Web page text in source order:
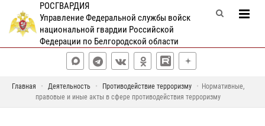
РОСГВАРДИЯ
Управление Федеральной службы войск
национальной гвардии Российской
Федерации по Белгородской области
Главная Деятельность Противодействие терроризму
Нормативные,
правовые и иные акты в сфере противодействия терроризму